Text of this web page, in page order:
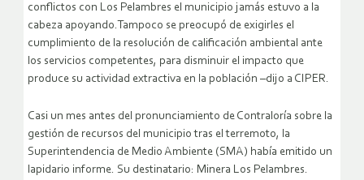
conflictos con Los Pelambres el municipio jamás estuvo a la
cabeza apoyando.Tampoco se preocupó de exigirles el
cumplimiento de la resolución de calificación ambiental ante
los servicios competentes, para disminuir el impacto que
produce su actividad extractiva en la población –dijo a CIPER.
Casi un mes antes del pronunciamiento de Contraloría sobre la
gestión de recursos del municipio tras el terremoto, la
Superintendencia de Medio Ambiente (SMA) había emitido un
lapidario informe. Su destinatario: Minera Los Pelambres.